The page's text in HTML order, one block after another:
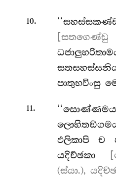
10.
පාතුභවිංසු
11.
ඵලිකාපි ච
යදිච්ඡකා
(ස්යා.),